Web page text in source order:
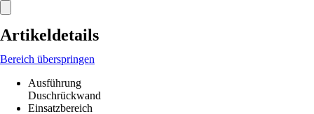
Artikeldetails
Bereich überspringen
Ausführung
Duschrückwand
Einsatzbereich